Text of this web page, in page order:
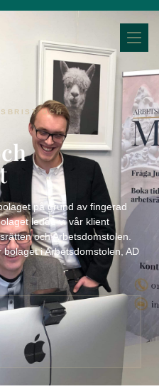
OCH
på grund av fingerad
ledde vi vår klient
och Arbetsdomstolen.
i Arbetsdomstolen, AD